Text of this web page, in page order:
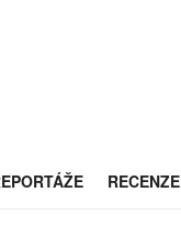
RECENZE